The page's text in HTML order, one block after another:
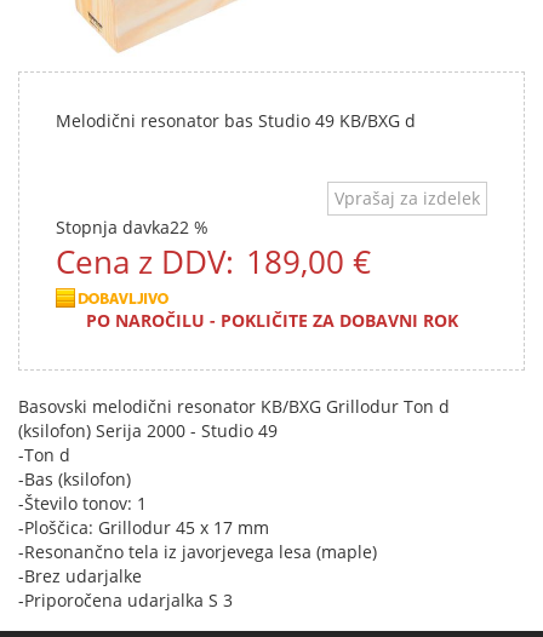
Melodični resonator bas Studio 49 KB/BXG d
Vprašaj za izdelek
Stopnja davka22 %
Cena z DDV: 189,00 €
PO NAROČILU - POKLIČITE ZA DOBAVNI ROK
Basovski melodični resonator KB/BXG Grillodur Ton d
(ksilofon) Serija 2000 - Studio 49
-Ton d
-Bas (ksilofon)
-Število tonov: 1
-Ploščica: Grillodur 45 x 17 mm
-Resonančno tela iz javorjevega lesa (maple)
-Brez udarjalke
-Priporočena udarjalka S 3